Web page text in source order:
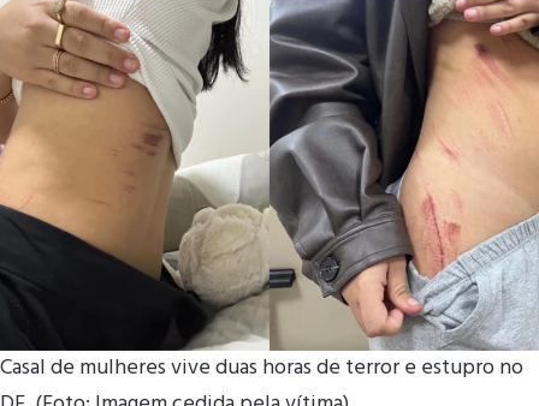
Casal de mulheres vive duas horas de terror e estupro no